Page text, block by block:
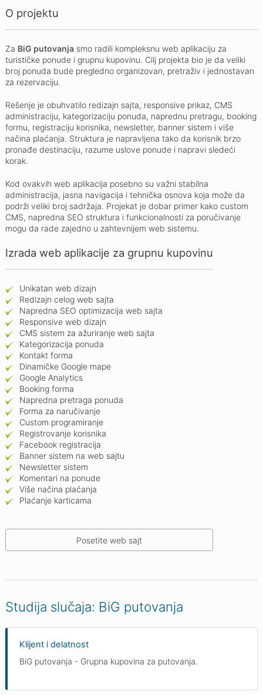
O projektu
Za BiG putovanjasmo radili kompleksnu web aplikaciju za
turističke ponude i grupnu kupovinu. Cilj projekta bio je da veliki
broj ponuda bude pregledno organizovan, pretraživ i jednostavan
za rezervaciju.
Rešenje je obuhvatilo redizajn sajta, responsive prikaz, CMS
administraciju, kategorizaciju ponuda, naprednu pretragu, booking
formu, registraciju korisnika, newsletter, banner sistem i više
načina plaćanja. Struktura je napravljena tako da korisnik brzo
pronađe destinaciju, razume uslove ponude i napravi sledeći
korak.
Kod ovakvih web aplikacija posebno su važni stabilna
administracija, jasna navigacija i tehnička osnova koja može da
podrži veliki broj sadržaja. Projekat je dobar primer kako custom
CMS, napredna SEO struktura i funkcionalnosti za poručivanje
mogu da rade zajedno u zahtevnijem web sistemu.
Izrada web aplikacije za grupnu kupovinu
Unikatan web dizajn
Redizajn celog web sajta
Napredna SEO optimizacija web sajta
Responsive web dizajn
CMS sistem za ažuriranje web sajta
Kategorizacija ponuda
Kontakt forma
Dinamičke Google mape
Google Analytics
Booking forma
Napredna pretraga ponuda
Forma za naručivanje
Custom programiranje
Registrovanje korisnika
Facebook registracija
Banner sistem na web sajtu
Newsletter sistem
Komentari na ponude
Više načina plaćanja
Plaćanje karticama
Posetite web sajt
Studija slučaja: BiG putovanja
Klijent i delatnost
BiG putovanja - Grupna kupovina za putovanja.